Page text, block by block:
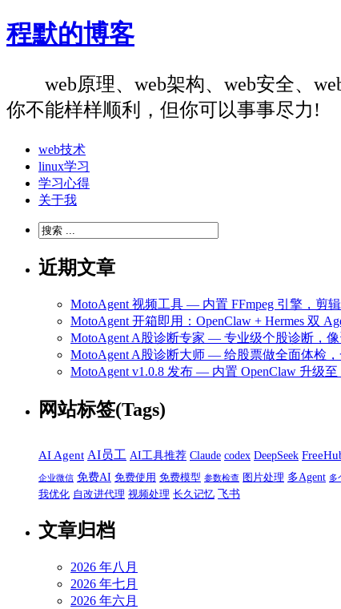
程默的博客
web原理、web架构、web安全、
你不能样样顺利，但你可以事事尽力!
web技术
linux学习
学习心得
关于我
近期文章
MotoAgent 视频工具 — 内置 FFmpeg 引擎，剪
MotoAgent 开箱即用：OpenClaw + Hermes 双
MotoAgent A股诊断专家 — 专业级个股诊断，
MotoAgent A股诊断大师 — 给股票做全面体检
MotoAgent v1.0.8 发布 — 内置 OpenClaw 升级
网站标签(Tags)
AI Agent AI员工 AI工具推荐 Claude codex DeepSeek
企业微信 免费AI 免费使用 免费模型 参数检查 图片处理 多Agent 多
我优化 自改进代理 视频处理 长久记忆 飞书
文章归档
2026 年八月
2026 年七月
2026 年六月